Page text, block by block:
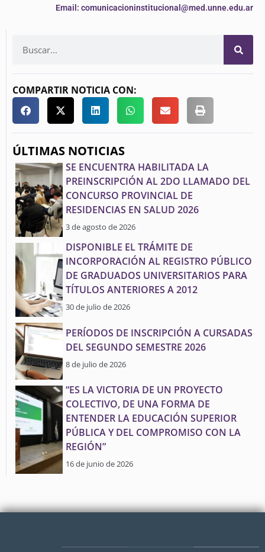
Email: comunicacioninstitucional@med.unne.edu.ar
COMPARTIR NOTICIA CON:
ÚLTIMAS NOTICIAS
SE ENCUENTRA HABILITADA LA
PREINSCRIPCIÓN AL 2DO LLAMADO DEL
CONCURSO PROVINCIAL DE
RESIDENCIAS EN SALUD 2026
3 de agosto de 2026
DISPONIBLE EL TRÁMITE DE
INCORPORACIÓN AL REGISTRO PÚBLICO
DE GRADUADOS UNIVERSITARIOS PARA
TÍTULOS ANTERIORES A 2012
30 de julio de 2026
PERÍODOS DE INSCRIPCIÓN A CURSADAS
DEL SEGUNDO SEMESTRE 2026
8 de julio de 2026
“ES LA VICTORIA DE UN PROYECTO
COLECTIVO, DE UNA FORMA DE
ENTENDER LA EDUCACIÓN SUPERIOR
PÚBLICA Y DEL COMPROMISO CON LA
REGIÓN”
16 de junio de 2026